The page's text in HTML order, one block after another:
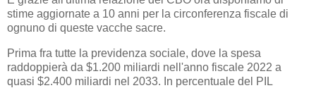
stime aggiornate a 10 anni per la circonferenza fiscale di
ognuno di queste vacche sacre.
Prima fra tutte la previdenza sociale, dove la spesa
raddoppierà da $1.200 miliardi nell'anno fiscale 2022 a
quasi $2.400 miliardi nel 2033. In percentuale del PIL